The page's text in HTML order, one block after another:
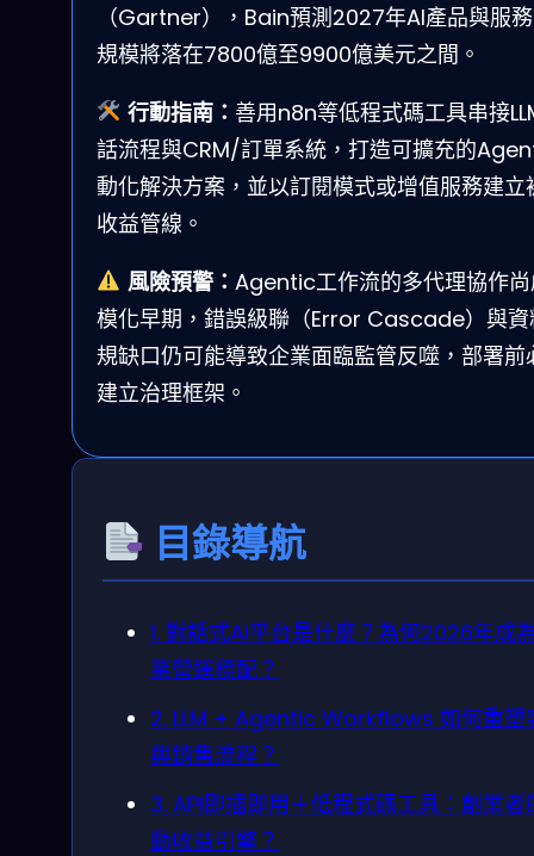
（Gartner），Bain預測2027年AI產品與服
規模將落在7800億至9900億美元之間。
行動指南： 善用n8n等低程式碼工具串接
話流程與CRM/訂單系統，打造可擴充的
動化解決方案，並以訂閱模式或增值服務建立
收益管線。
風險預警： Agentic工作流的多代理協作
模化早期，錯誤級聯（Error Cascade）與資
規缺口仍可能導致企業面臨監管反噬，部署前
建立治理框架。
目錄導航
1. 對話式AI平台是什麼？為何2026年成
業營運標配？
2. LLM + Agentic Workflows 如何重塑
與銷售流程？
3. API即插即用＋低程式碼工具：創業者
動收益引擎？